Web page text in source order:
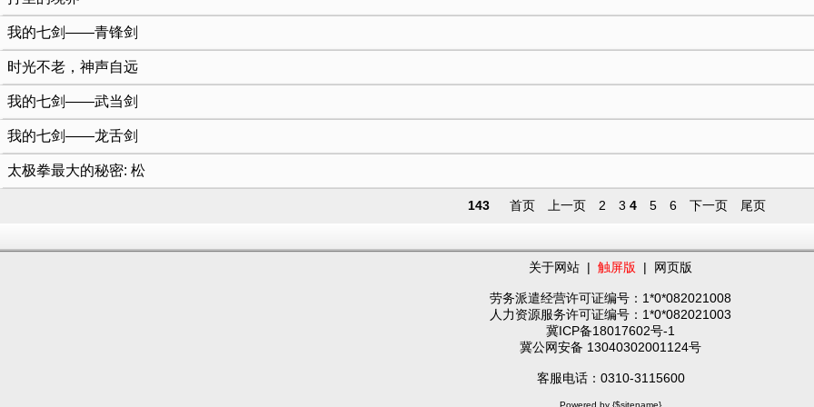
我的七剑——青锋剑
时光不老，神声自远
我的七剑——武当剑
我的七剑——龙舌剑
太极拳最大的秘密: 松
143 首页 上一页 2 3 4 5 6 下一页 尾页
关于网站 | 触屏版 | 网页版
劳务派遣经营许可证编号：1*0*082021008
人力资源服务许可证编号：1*0*082021003
冀ICP备18017602号-1
冀公网安备 13040302001124号
客服电话：0310-3115600
Powered by {$sitename}